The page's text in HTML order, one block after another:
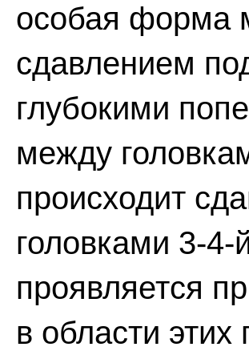
особая форма
сдавлением
глубокими
между
происходит
головками 3-
проявляется
в области